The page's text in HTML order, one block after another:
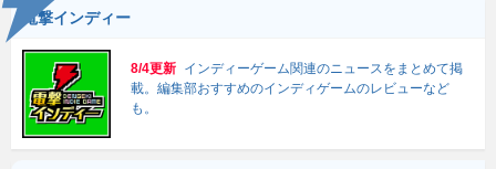
電撃インディー
8/4更新 インディーゲーム関連のニュースをまとめて掲
載。編集部おすすめのインディゲームのレビューなど
も。